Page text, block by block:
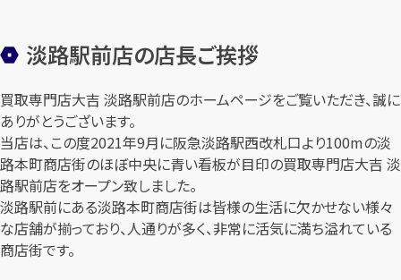
淡路駅前店の店長ご挨拶
買取専門店大吉 淡路駅前店のホームページをご覧いただき、誠に
ありがとうございます。
当店は、この度2021年9月に阪急淡路駅西改札口より100mの淡
路本町商店街のほぼ中央に青い看板が目印の買取専門店大吉 淡
路駅前店をオープン致しました。
淡路駅前にある淡路本町商店街は皆様の生活に欠かせない様々
な店舗が揃っており、人通りが多く、非常に活気に満ち溢れている
商店街です。